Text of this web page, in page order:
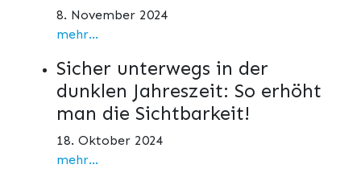
8. November 2024
mehr...
Sicher unterwegs in der
dunklen Jahreszeit: So erhöht
man die Sichtbarkeit!
18. Oktober 2024
mehr...